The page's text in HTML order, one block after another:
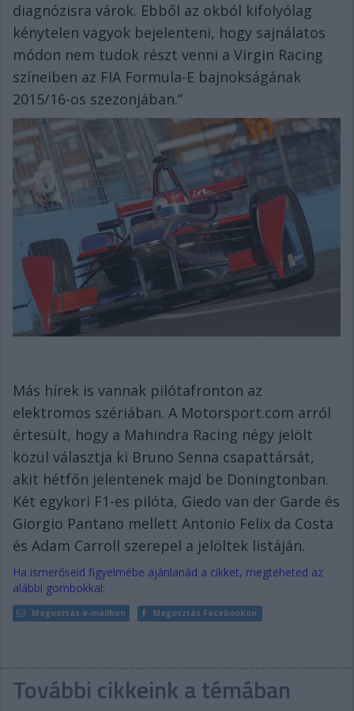
diagnózisra várok. Ebből az okból kifolyólag
kénytelen vagyok bejelenteni, hogy sajnálatos
módon nem tudok részt venni a Virgin Racing
színeiben az FIA Formula-E bajnokságának
2015/16-os szezonjában.”
Más hírek is vannak pilótafronton az
elektromos szériában. A Motorsport.com arról
értesült, hogy a Mahindra Racing négy jelölt
közül választja ki Bruno Senna csapattársát,
akit hétfőn jelentenek majd be Doningtonban.
Két egykori F1-es pilóta, Giedo van der Garde és
Giorgio Pantano mellett Antonio Felix da Costa
és Adam Carroll szerepel a jelöltek listáján.
Ha ismerőseid figyelmébe ajánlanád a cikket, megteheted az
alábbi gombokkal:
Megosztás e-mailben Megosztás Facebookon
További cikkeink a témában